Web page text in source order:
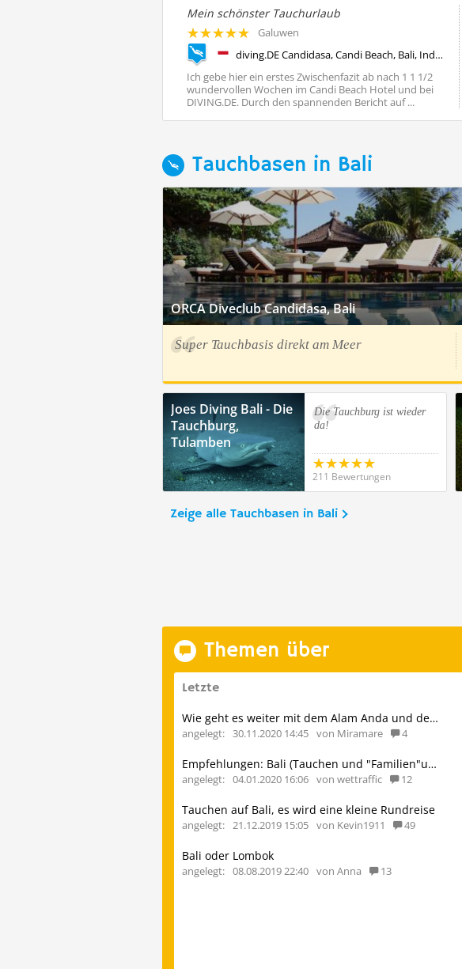
Mein schönster Tauchurlaub
Galuwen
diving.DE Candidasa, Candi Beach, Bali, Indonesien, Bali
Ich gebe hier ein erstes Zwischenfazit ab nach 1 1 1/2
wundervollen Wochen im Candi Beach Hotel und bei
DIVING.DE. Durch den spannenden Bericht auf ...
Tauchbasen in Bali
ORCA Diveclub Candidasa, Bali
Super Tauchbasis direkt am Meer
Joes Diving Bali - Die
Tauchburg,
Tulamben
Die Tauchburg ist wieder
da!
211 Bewertungen
Zeige alle Tauchbasen in Bali
Themen über
Letzte
Wie geht es weiter mit dem Alam Anda und dem Siddhartha?
angelegt: 30.11.2020 14:45 von Miramare 4
Empfehlungen: Bali (Tauchen und "Familien"urlaub)
angelegt: 04.01.2020 16:06 von wettraffic 12
Tauchen auf Bali, es wird eine kleine Rundreise
angelegt: 21.12.2019 15:05 von Kevin1911 49
Bali oder Lombok
angelegt: 08.08.2019 22:40 von Anna 13